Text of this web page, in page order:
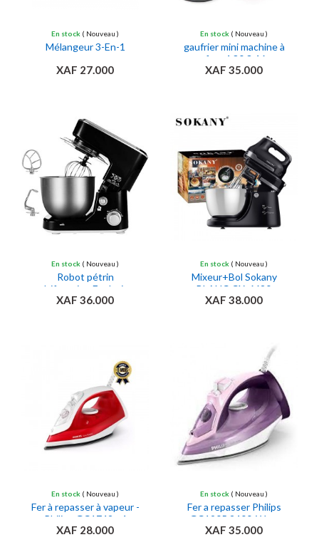
Ajouter au panier
En stock ( Nouveau )
Mélangeur 3-En-1
XAF 27.000
Ajouter au panier
En stock ( Nouveau )
gaufrier mini machine à
gaufres 4,80 3,46 en
acier inoxydable 350 w -
XAF 35.000
En stock ( Nouveau )
Robot pétrin
multifonction Evolution -
1000W - Noir
XAF 36.000
Ajouter au panier
En stock ( Nouveau )
Mixeur+Bol Sokany
BLANC CX-6620
XAF 38.000
En stock ( Nouveau )
Fer à repasser à vapeur -
Philips GC1742 - 4
réglages - 2000 W
XAF 28.000
En stock ( Nouveau )
Fer a repasser Philips
GC1905 2400-Watt
blanc violet
XAF 35.000